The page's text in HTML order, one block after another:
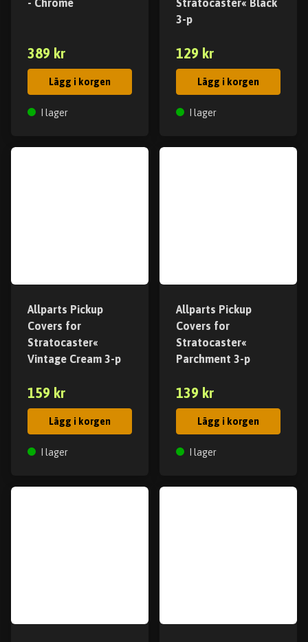
- Chrome
389 kr
Lägg i korgen
I lager
Stratocaster« Black
3-p
129 kr
Lägg i korgen
I lager
Allparts Pickup
Covers for
Stratocaster«
Vintage Cream 3-p
159 kr
Lägg i korgen
I lager
Allparts Pickup
Covers for
Stratocaster«
Parchment 3-p
139 kr
Lägg i korgen
I lager